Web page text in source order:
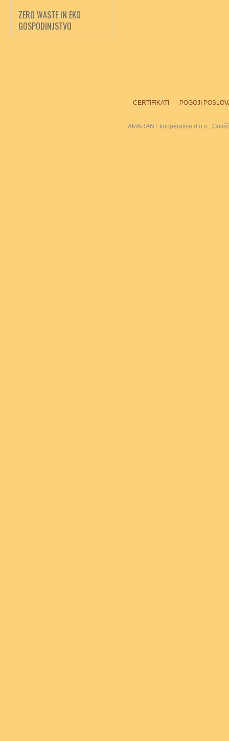
ZERO WASTE IN EKO
GOSPODINJSTVO
CERTIFIKATI POGOJI
AMARANT kooperativa d.o.o.,